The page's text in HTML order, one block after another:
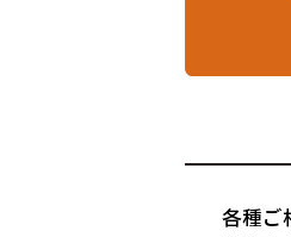
各種ご